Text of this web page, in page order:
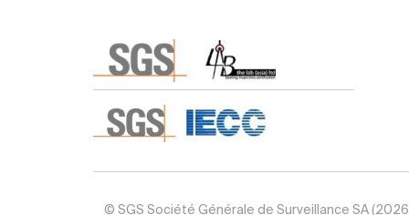
© SGS Société Générale de Surveillance SA